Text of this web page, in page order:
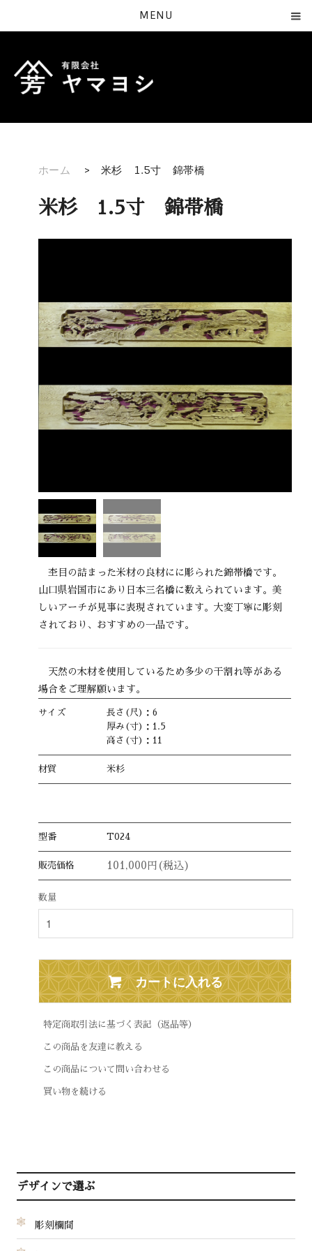
MENU
ホーム > 米杉 1.5寸 錦帯橋
米杉 1.5寸 錦帯橋
杢目の詰まった米材の良材にに彫られた錦帯橋です。
山口県岩国市にあり日本三名橋に数えられています。美
しいアーチが見事に表現されています。大変丁寧に彫刻
されており、おすすめの一品です。
天然の木材を使用しているため多少の干割れ等がある
場合をご理解願います。
サイズ
長さ(尺)：6
厚み(寸)：1.5
高さ(寸)：11
材質 米杉
型番 T024
販売価格 101,000円(税込)
数量
カートに入れる
特定商取引法に基づく表記（返品等）
この商品を友達に教える
この商品について問い合わせる
買い物を続ける
デザインで選ぶ
彫刻欄間